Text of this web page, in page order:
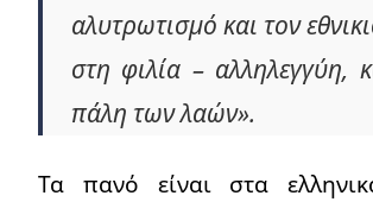
αλυτρωτισμό και τον
στη φιλία – αλληλεγγύη,
πάλη των λαών».
Τα πανό είναι στα